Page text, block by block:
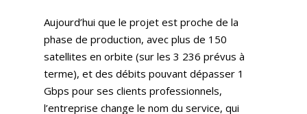
Aujourd’hui que le projet est proche de la
phase de production, avec plus de 150
satellites en orbite (sur les 3 236 prévus à
terme), et des débits pouvant dépasser 1
Gbps pour ses clients professionnels,
l’entreprise change le nom du service, qui